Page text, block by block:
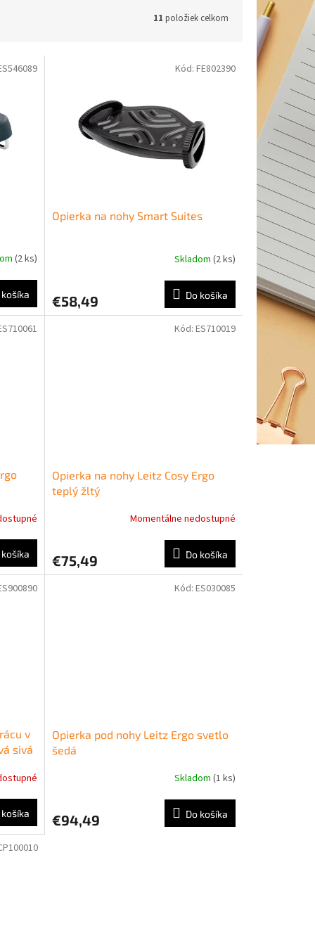
11 položiek celkom
(2 ks)
košíka
Opierka na nohy Smart Suites
Skladom (2 ks)
€58,49 Do košíka
Kód: FE802390
košíka
Opierka na nohy Leitz Cosy Ergo
teplý žltý
Momentálne nedostupné
€75,49 Do košíka
Kód: ES710019
v
sivá
košíka
Opierka pod nohy Leitz Ergo svetlo
šedá
Skladom (1 ks)
€94,49 Do košíka
Kód: ES030085